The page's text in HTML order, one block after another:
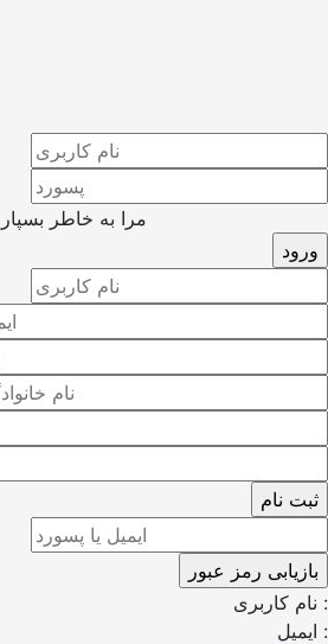
مرا به خاطر بسپار
نام کاربری :
ایمیل :